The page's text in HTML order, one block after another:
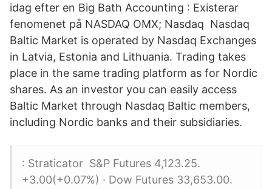
idag efter en Big Bath Accounting : Existerar
fenomenet på NASDAQ OMX; Nasdaq Nasdaq
Baltic Market is operated by Nasdaq Exchanges
in Latvia, Estonia and Lithuania. Trading takes
place in the same trading platform as for Nordic
shares. As an investor you can easily access
Baltic Market through Nasdaq Baltic members,
including Nordic banks and their subsidiaries.
: Straticator S&P Futures 4,123.25.
+3.00(+0.07%) · Dow Futures 33,653.00.